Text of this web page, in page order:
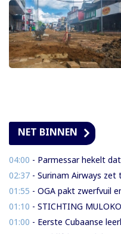
NET BINNEN
04:00 - Parmessar hekelt dat ingediende envelop met
02:37 - Surinam Airways zet toestel in voor
01:55 - OGA pakt zwerfvuil en
01:10 - STICHTING MULOKOT EN PARTNERS BEZORGD
01:00 - Eerste Cubaanse leerling